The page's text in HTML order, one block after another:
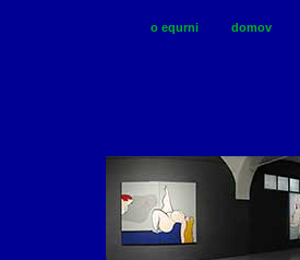
o equrni domov